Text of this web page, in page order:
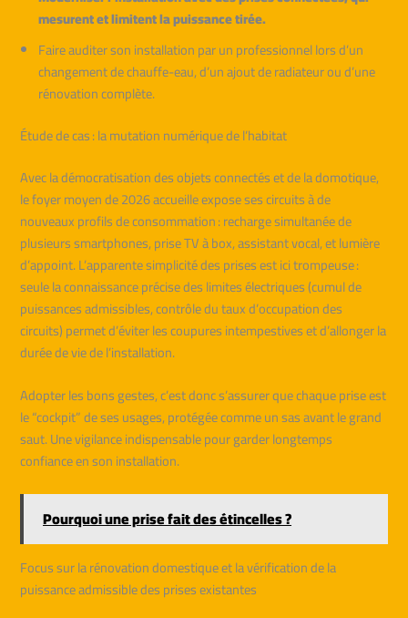
mesurent et limitent la puissance tirée.
Faire auditer son installation par un professionnel lors d’un
changement de chauffe-eau, d’un ajout de radiateur ou d’une
rénovation complète.
Étude de cas : la mutation numérique de l’habitat
Avec la démocratisation des objets connectés et de la domotique,
le foyer moyen de 2026 accueille expose ses circuits à de
nouveaux profils de consommation : recharge simultanée de
plusieurs smartphones, prise TV à box, assistant vocal, et lumière
d’appoint. L’apparente simplicité des prises est ici trompeuse :
seule la connaissance précise des limites électriques (cumul de
puissances admissibles, contrôle du taux d’occupation des
circuits) permet d’éviter les coupures intempestives et d’allonger la
durée de vie de l’installation.
Adopter les bons gestes, c’est donc s’assurer que chaque prise est
le “cockpit” de ses usages, protégée comme un sas avant le grand
saut. Une vigilance indispensable pour garder longtemps
confiance en son installation.
Pourquoi une prise fait des étincelles ?
Focus sur la rénovation domestique et la vérification de la
puissance admissible des prises existantes